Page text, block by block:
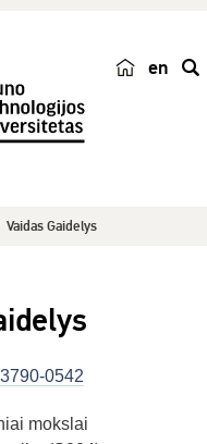
en
Vaidas Gaidelys
0542
mokslai